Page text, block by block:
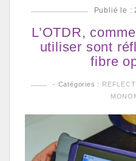
Publié le :
L’OTDR,
utiliser sont
fibre
- Catégories :